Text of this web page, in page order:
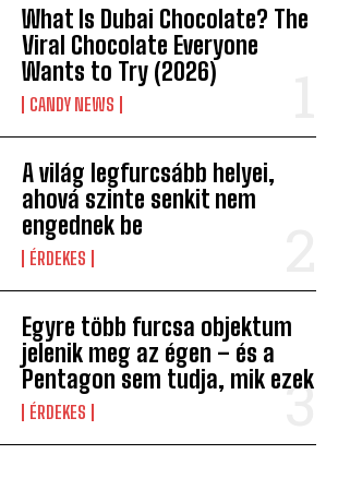
What Is Dubai Chocolate? The
Viral Chocolate Everyone
Wants to Try (2026)
CANDY NEWS
A világ legfurcsább helyei,
ahová szinte senkit nem
engednek be
ÉRDEKES
Egyre több furcsa objektum
jelenik meg az égen – és a
Pentagon sem tudja, mik ezek
ÉRDEKES